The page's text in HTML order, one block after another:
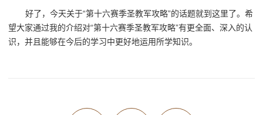
好了，今天关于“第十六赛季圣教军攻略”的话题就到这里了。希
望大家通过我的介绍对“第十六赛季圣教军攻略”有更全面、深入的认
识，并且能够在今后的学习中更好地运用所学知识。